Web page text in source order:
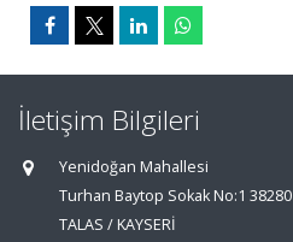
İletişim Bilgileri
Yenidoğan Mahallesi
Turhan Baytop Sokak No:1 38280
TALAS / KAYSERİ